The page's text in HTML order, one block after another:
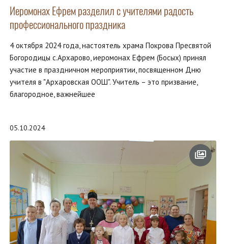
Иеромонах Ефрем разделил с учителями радость
профессионального праздника
4 октября 2024 года, настоятель храма Покрова Пресвятой
Богородицы с.Архарово, иеромонах Ефрем (Босых) принял
участие в праздничном мероприятии, посвященном Дню
учителя в "Архаровская ООШ". Учитель – это призвание,
благородное, важнейшее
05.10.2024